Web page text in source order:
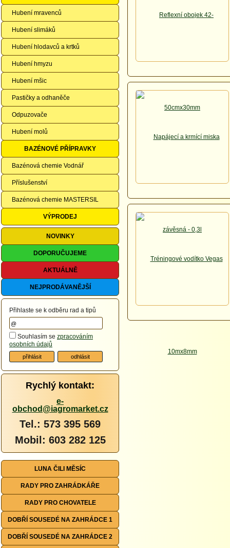
Hubení mravenců
Hubení slimáků
Hubení hlodavců a krtků
Hubení hmyzu
Hubení mšic
Pastičky a odhaněče
Odpuzovače
Hubení molů
BAZÉNOVÉ PŘÍPRAVKY
Bazénová chemie Vodnář
Příslušenství
Bazénová chemie MASTERSIL
VÝPRODEJ
NOVINKY
DOPORUČUJEME
AKTUÁLNĚ
NEJPRODÁVANĚJŠÍ
Přihlaste se k odběru rad a tipů
Souhlasím se zpracováním
osobních údajů
Rychlý kontakt:
e-
obchod@iagromarket.cz
Tel.: 573 395 569
Mobil: 603 282 125
LUNA ČILI MĚSÍC
RADY PRO ZAHRÁDKÁŘE
RADY PRO CHOVATELE
DOBŘÍ SOUSEDÉ NA ZAHRÁDCE 1
DOBŘÍ SOUSEDÉ NA ZAHRÁDCE 2